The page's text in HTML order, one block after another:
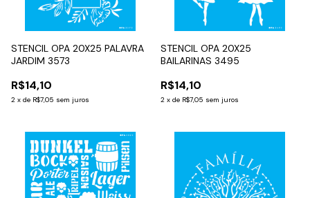
STENCIL OPA 20X25 PALAVRA
JARDIM 3573
R$14,10
2 x de R$7,05 sem juros
STENCIL OPA 20X25
BAILARINAS 3495
R$14,10
2 x de R$7,05 sem juros